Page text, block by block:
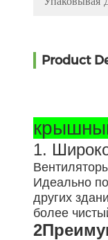
Product
1.
Идеально
других
более